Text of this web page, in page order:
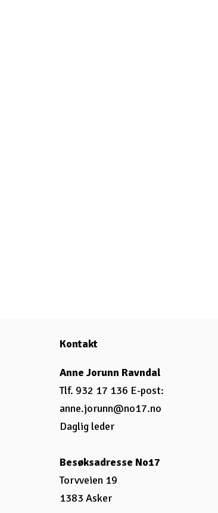
Kontakt
Anne Jorunn Ravndal
Tlf. 932 17 136 E-post:
anne.jorunn@no17.no
Daglig leder
Besøksadresse No17
Torvveien 19
1383 Asker